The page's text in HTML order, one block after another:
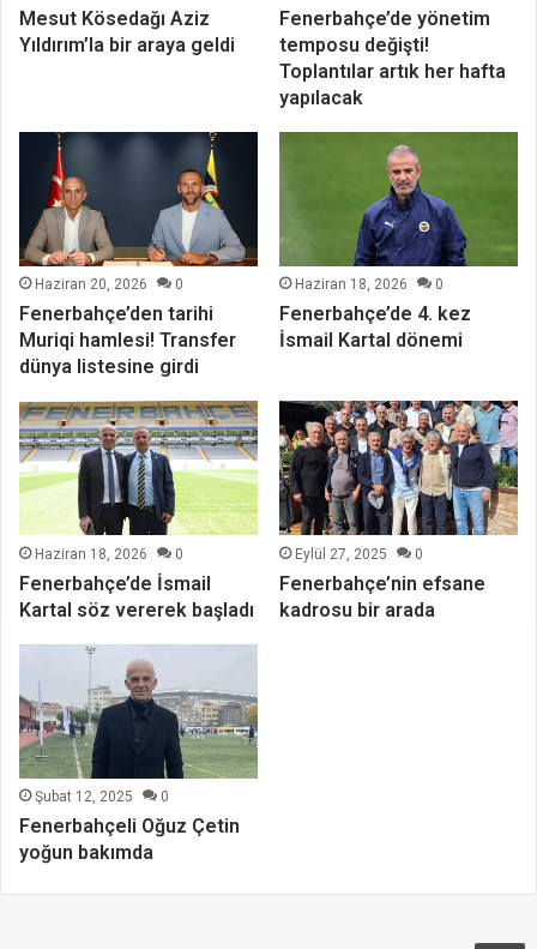
Mesut Kösedağı Aziz
Yıldırım’la bir araya geldi
Fenerbahçe’de yönetim
temposu değişti!
Toplantılar artık her hafta
yapılacak
Haziran 20, 2026 0
Fenerbahçe’den tarihi
Muriqi hamlesi! Transfer
dünya listesine girdi
Haziran 18, 2026 0
Fenerbahçe’de 4. kez
İsmail Kartal dönemi
Haziran 18, 2026 0
Fenerbahçe’de İsmail
Kartal söz vererek başladı
Eylül 27, 2025 0
Fenerbahçe’nin efsane
kadrosu bir arada
Şubat 12, 2025 0
Fenerbahçeli Oğuz Çetin
yoğun bakımda